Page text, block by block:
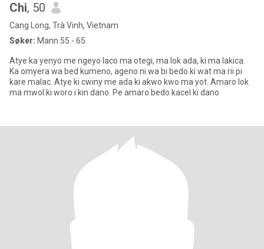
Chi, 50
Cang Long, Trà Vinh, Vietnam
Søker: Mann 55 - 65
Atye ka yenyo me ngeyo laco ma otegi, ma lok ada, ki ma lakica.
Ka omyera wa bed kumeno, ageno ni wa bi bedo ki wat ma rii pi
kare malac. Atye ki cwiny me ada ki akwo kwo ma yot. Amaro lok
ma mwol ki woro i kin dano. Pe amaro bedo kacel ki dano